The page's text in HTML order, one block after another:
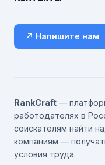
↗ Напишите нам
RankCraft —
работодателях в
соискателям найти
компаниям —
условия труда.